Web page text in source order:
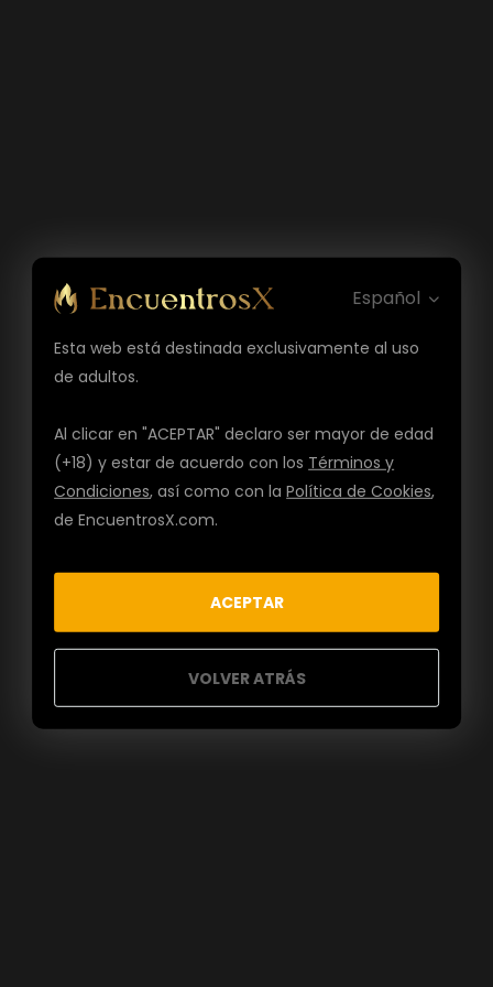
Español
Esta web está destinada exclusivamente al uso
de adultos.
Al clicar en "ACEPTAR" declaro ser mayor de edad
(+18) y estar de acuerdo con los Términos y
Condiciones, así como con laPolítica de Cookies,
de EncuentrosX.com.
ACEPTAR
VOLVER ATRÁS